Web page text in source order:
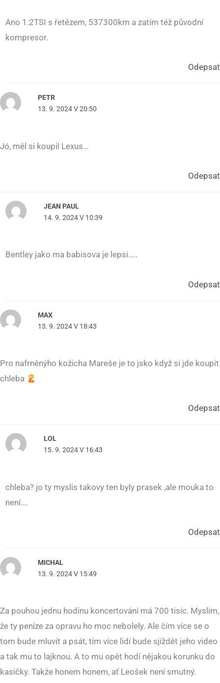
Ano 1.2TSI s řetězem, 537300km a zatím též původní
kompresor.
Odepsat
PETR
13. 9. 2024 V 20:50
Jó, měl si koupil Lexus…
Odepsat
JEAN PAUL
14. 9. 2024 V 10:39
Bentley jako ma babisova je lepsi…..
Odepsat
MAX
13. 9. 2024 V 18:43
Pro nafrněnýho kožicha Mareše je to jsko když si jde koupit
chleba
Odepsat
LOL
15. 9. 2024 V 16:43
chleba? jo ty myslis takovy ten byly prasek ,ale mouka to
není….
Odepsat
MICHAL
13. 9. 2024 V 15:49
Za pouhou jednu hodinu koncertování má 700 tisíc. Myslím,
že ty peníze za opravu ho moc nebolely. Ale čím více se o
tom bude mluvit a psát, tím více lidí bude sjíždět jeho video
a tak mu to lajknou. A to mu opět hodí nějakou korunku do
kasičky. Takže honem honem, ať Leošek není smutný.